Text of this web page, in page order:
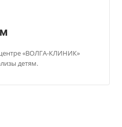
«ВОЛГА-КЛИНИК»
детям.